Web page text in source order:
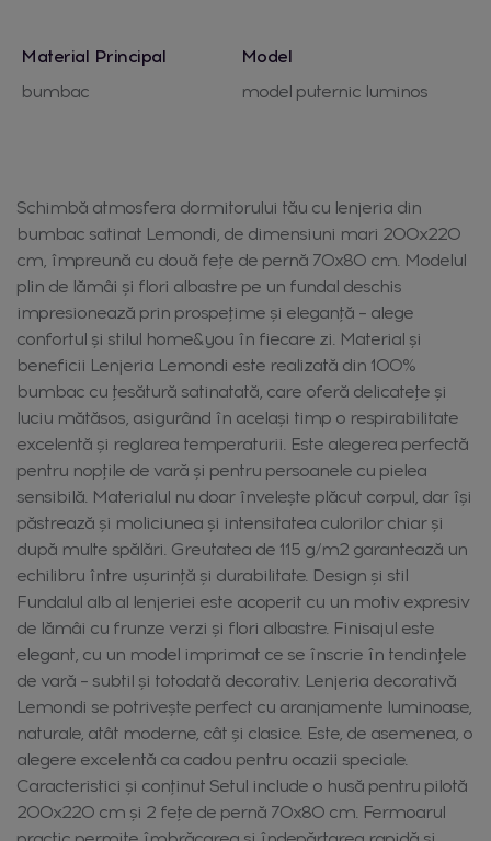
Material Principal
bumbac
Model
model puternic luminos
Schimbă atmosfera dormitorului tău cu lenjeria din
bumbac satinat Lemondi, de dimensiuni mari 200x220
cm, împreună cu două fețe de pernă 70x80 cm. Modelul
plin de lămâi și flori albastre pe un fundal deschis
impresionează prin prospețime și eleganță – alege
confortul și stilul home&you în fiecare zi. Material și
beneficii Lenjeria Lemondi este realizată din 100%
bumbac cu țesătură satinatată, care oferă delicatețe și
luciu mătăsos, asigurând în același timp o respirabilitate
excelentă și reglarea temperaturii. Este alegerea perfectă
pentru nopțile de vară și pentru persoanele cu pielea
sensibilă. Materialul nu doar învelește plăcut corpul, dar își
păstrează și moliciunea și intensitatea culorilor chiar și
după multe spălări. Greutatea de 115 g/m2 garantează un
echilibru între ușurință și durabilitate. Design și stil
Fundalul alb al lenjeriei este acoperit cu un motiv expresiv
de lămâi cu frunze verzi și flori albastre. Finisajul este
elegant, cu un model imprimat ce se înscrie în tendințele
de vară – subtil și totodată decorativ. Lenjeria decorativă
Lemondi se potrivește perfect cu aranjamente luminoase,
naturale, atât moderne, cât și clasice. Este, de asemenea, o
alegere excelentă ca cadou pentru ocazii speciale.
Caracteristici și conținut Setul include o husă pentru pilotă
200x220 cm și 2 fețe de pernă 70x80 cm. Fermoarul